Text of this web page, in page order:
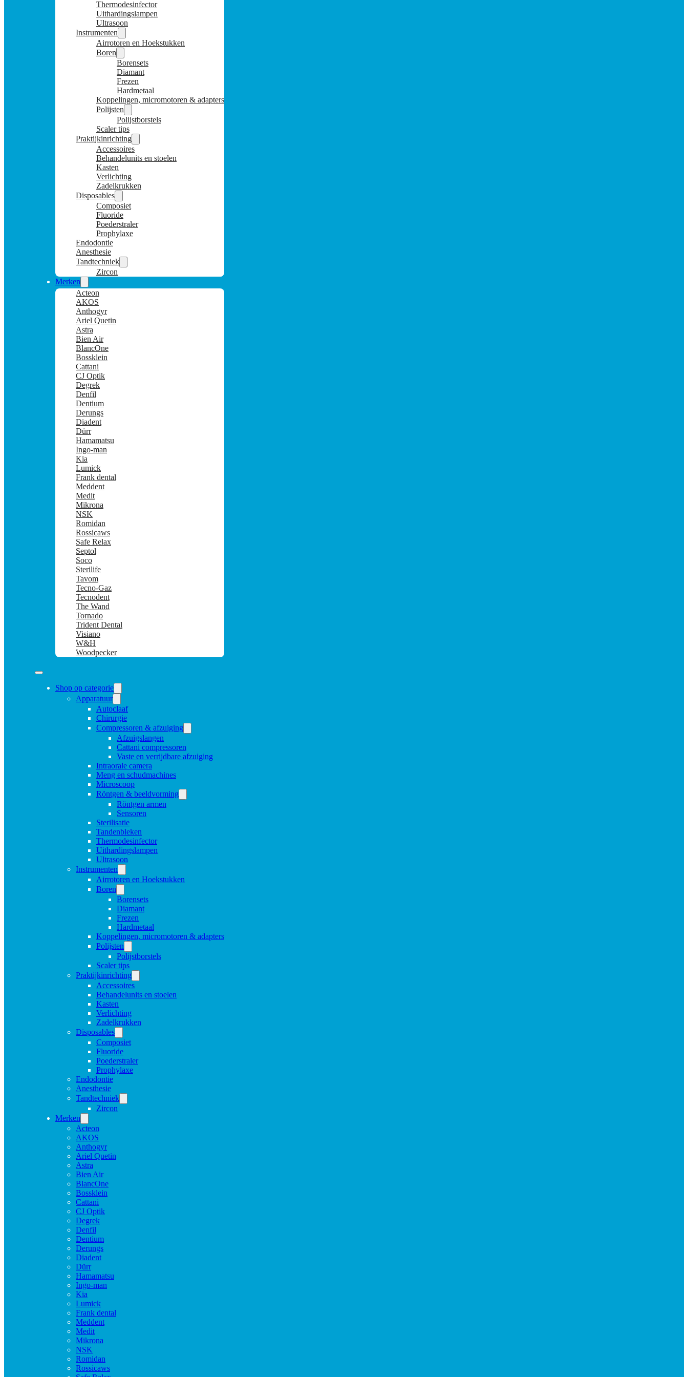
Thermodesinfector
Uithardingslampen
Ultrasoon
Instrumenten
Airrotoren en Hoekstukken
Boren
Borensets
Diamant
Frezen
Hardmetaal
Koppelingen, micromotoren & adapters
Polijsten
Polijstborstels
Scaler tips
Praktijkinrichting
Accessoires
Behandelunits en stoelen
Kasten
Verlichting
Zadelkrukken
Disposables
Composiet
Fluoride
Poederstraler
Prophylaxe
Endodontie
Anesthesie
Tandtechniek
Zircon
Merken
Acteon
AKOS
Anthogyr
Ariel Quetin
Astra
Bien Air
BlancOne
Bossklein
Cattani
CJ Optik
Degrek
Denfil
Dentium
Derungs
Diadent
Dürr
Hamamatsu
Ingo-man
Kia
Lumick
Frank dental
Meddent
Medit
Mikrona
NSK
Romidan
Rossicaws
Safe Relax
Septol
Soco
Sterilife
Tavom
Tecno-Gaz
Tecnodent
The Wand
Tornado
Trident Dental
Visiano
W&H
Woodpecker
Shop op categorie
Apparatuur
Autoclaaf
Chirurgie
Compressoren & afzuiging
Afzuigslangen
Cattani compressoren
Vaste en verrijdbare afzuiging
Intraorale camera
Meng en schudmachines
Microscoop
Röntgen & beeldvorming
Röntgen armen
Sensoren
Sterilisatie
Tandenbleken
Thermodesinfector
Uithardingslampen
Ultrasoon
Instrumenten
Airrotoren en Hoekstukken
Boren
Borensets
Diamant
Frezen
Hardmetaal
Koppelingen, micromotoren & adapters
Polijsten
Polijstborstels
Scaler tips
Praktijkinrichting
Accessoires
Behandelunits en stoelen
Kasten
Verlichting
Zadelkrukken
Disposables
Composiet
Fluoride
Poederstraler
Prophylaxe
Endodontie
Anesthesie
Tandtechniek
Zircon
Merken
Acteon
AKOS
Anthogyr
Ariel Quetin
Astra
Bien Air
BlancOne
Bossklein
Cattani
CJ Optik
Degrek
Denfil
Dentium
Derungs
Diadent
Dürr
Hamamatsu
Ingo-man
Kia
Lumick
Frank dental
Meddent
Medit
Mikrona
NSK
Romidan
Rossicaws